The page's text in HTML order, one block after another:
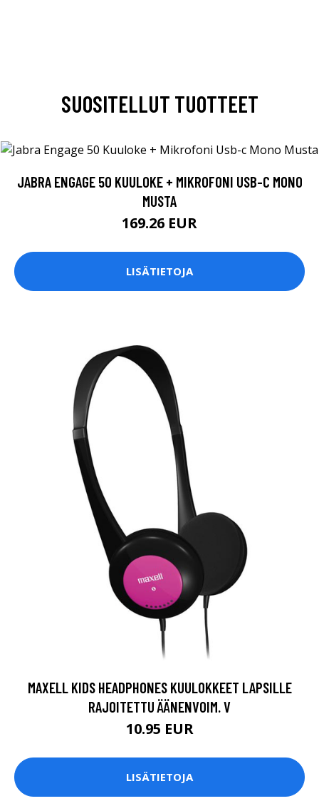
SUOSITELLUT TUOTTEET
JABRA ENGAGE 50 KUULOKE + MIKROFONI USB-C MONO
MUSTA
169.26 EUR
LISÄTIETOJA
MAXELL KIDS HEADPHONES KUULOKKEET LAPSILLE
RAJOITETTU ÄÄNENVOIM. V
10.95 EUR
LISÄTIETOJA